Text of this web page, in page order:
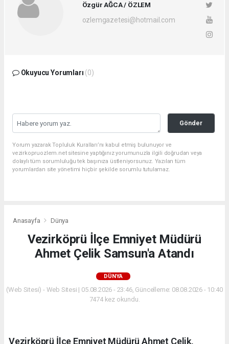
Özgür AĞCA / ÖZLEM
ozlemgazetesi@hotmail.com
Okuyucu Yorumları (0)
Gönder
Yorum yazarak Topluluk Kuralları’nı kabul etmiş bulunuyor ve
vezirkopruozlem.net sitesine yaptığınız yorumunuzla ilgili doğrudan veya
dolaylı tüm sorumluluğu tek başınıza üstleniyorsunuz. Yazılan tüm
yorumlardan site yönetimi hiçbir şekilde sorumlu tutulamaz.
Anasayfa Dünya
Vezirköprü İlçe Emniyet Müdürü
Ahmet Çelik Samsun'a Atandı
DÜNYA
(Web Sitesi) - Web Sitesi | 05.08.2026 - 23:46, Güncelleme: 08.08.2026 - 10:40
7474 kez okundu.
Vezirköprü İlçe Emniyet Müdürü Ahmet Çelik,